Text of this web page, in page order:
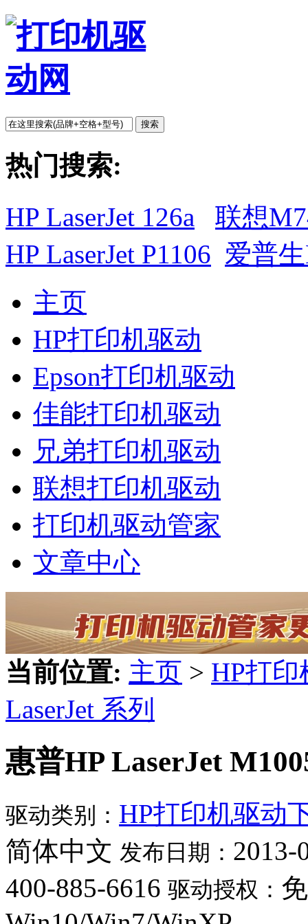
搜索
热门搜索:
HP LaserJet 126a
联想
HP LaserJet P1106 爱普
主页
HP打印机驱动
Epson打印机驱动
佳能打印机驱动
兄弟打印机驱动
联想打印机驱动
打印机驱动管家
文章中心
当前位置: 主页 > HP打
LaserJet 系列
惠普HP LaserJet
驱动类别： HP打印机驱动
简体中文 发布日期： 2013-
400-885-6616 驱动授权：